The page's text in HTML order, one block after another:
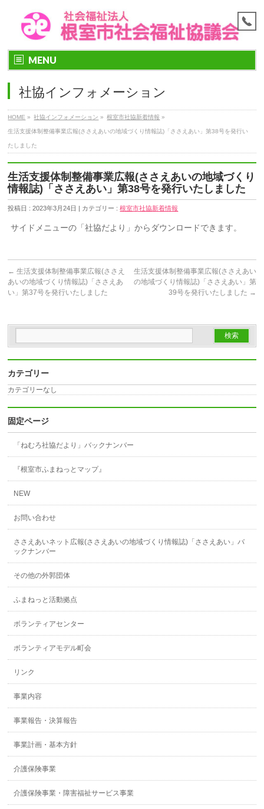
MENU
社協インフォメーション
HOME » 社協インフォメーション » 根室市社協新着情報 »
生活支援体制整備事業広報(ささえあいの地域づくり情報誌)「ささえあい」第38号を発行い
たしました
生活支援体制整備事業広報(ささえあいの地域づくり
情報誌)「ささえあい」第38号を発行いたしました
投稿日 : 2023年3月24日 | カテゴリー :根室市社協新着情報
サイドメニューの「社協だより」からダウンロードできます。
← 生活支援体制整備事業広報(ささえ
あいの地域づくり情報誌)「ささえあ
い」第37号を発行いたしました
生活支援体制整備事業広報(ささえあい
の地域づくり情報誌)「ささえあい」第
39号を発行いたしました →
カテゴリー
カテゴリーなし
固定ページ
「ねむろ社協だより」バックナンバー
『根室市ふまねっとマップ』
NEW
お問い合わせ
ささえあいネット広報(ささえあいの地域づくり情報誌)「ささえあい」バ
ックナンバー
その他の外郭団体
ふまねっと活動拠点
ボランティアセンター
ボランティアモデル町会
リンク
事業内容
事業報告・決算報告
事業計画・基本方針
介護保険事業
介護保険事業・障害福祉サービス事業